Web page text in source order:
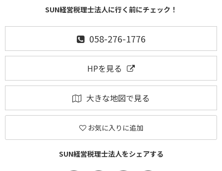
SUN経営税理士法人に行く前にチェック！
058-276-1776
HPを見る
大きな地図で見る
お気に入りに追加
SUN経営税理士法人をシェアする